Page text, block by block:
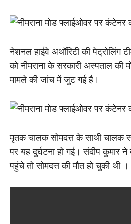
नेशनल हाईवे अथॉरिटी की पेट्रोलिंग
को नीमराना के सरकारी अस्पताल की
मामले की जांच में जुट गई है।
मृतक चालक सोमदत्त के साथी चालक
पर यह दुर्घटना हो गई। संदीप कुमार
पहुंचे तो सोमदत्त की मौत हो चुकी थी ।